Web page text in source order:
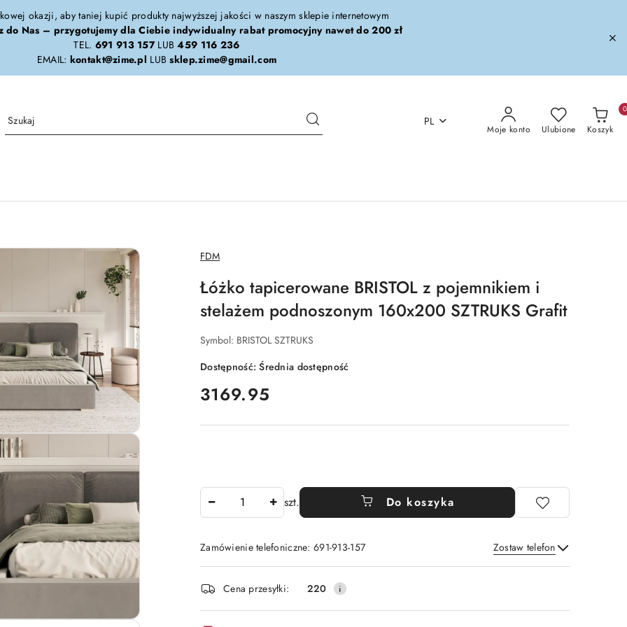
okazji, aby taniej kupić produkty najwyższej jakości w naszym sklepie internetowym
do Nas – przygotujemy dla Ciebie indywidualny rabat promocyjny nawet do 200 zł
TEL. 691 913 157LUB459 116 236
EMAIL: kontakt@zime.pl LUBsklep.zime@gmail.com
PL
Moje konto Ulubione Koszyk
0
NAZWA
PRODUCENTA:
FDM
Łóżko tapicerowane BRISTOL z pojemnikiem i
stelażem podnoszonym 160x200 SZTRUKS Grafit
Symbol: BRISTOL SZTRUKS
Dostępność:Średnia dostępność
cena:
3169.95
szt. Do koszyka
Zamówienie telefoniczne: 691-913-157 Zostaw telefon
Wyślij
Dostępność
i
Cena przesyłki: 220